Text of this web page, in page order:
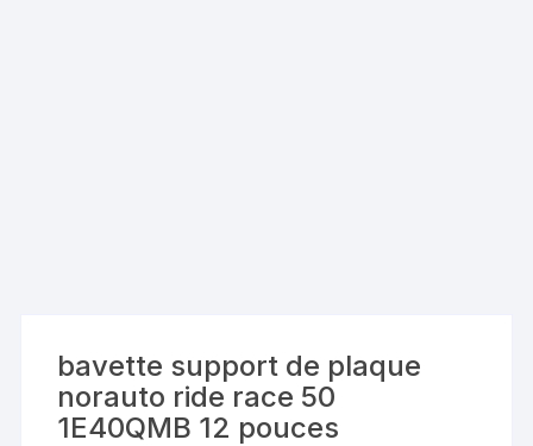
bavette support de plaque
norauto ride race 50
1E40QMB 12 pouces